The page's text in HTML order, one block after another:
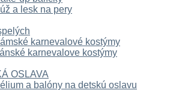
a lesk na pery
karnevalové kostýmy
karnevalove kostýmy
OSLAVA
a balóny na detskú oslavu